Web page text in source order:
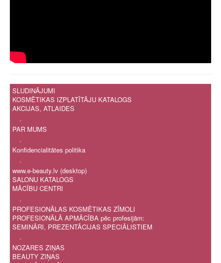
SLUDINĀJUMI
KOSMĒTIKAS IZPLATĪTĀJU KATALOGS
AKCIJAS, ATLAIDES
.
PAR MUMS
.
Konfidencialitātes politika
.
www.e-beauty.lv (desktop)
SALONU KATALOGS
MĀCĪBU CENTRI
.
PROFESIONĀLAS KOSMĒTIKAS ZĪMOLI
PROFESIONĀLĀ APMĀCĪBA pēc profesijām:
SEMINĀRI, PREZENTĀCIJAS SPECIĀLISTIEM
.
NOZARES ZIŅAS
BEAUTY ZIŅAS